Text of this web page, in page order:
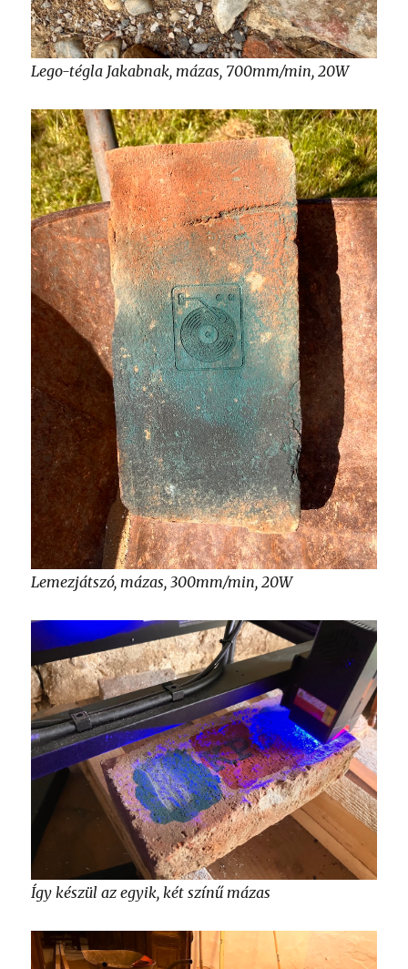
Lego-tégla Jakabnak, mázas, 700mm/min, 20W
Lemezjátszó, mázas, 300mm/min, 20W
Így készül az egyik, két színű mázas